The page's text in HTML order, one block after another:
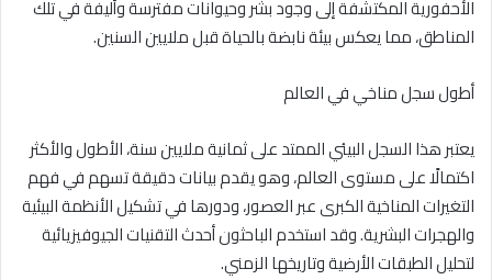
الأحفورية المكتشفة إلى وجود بشر وحيوانات مفترسة وأليفة في تلك
المناطق، مما يعكس بيئة نابضة بالحياة قبل ملايين السنين.
أطول سجل مناخي في العالم
يعتبر هذا السجل البيئي الممتد على ثمانية ملايين سنة، الأطول والأكثر
اكتمالًا على مستوى العالم، وهو يقدم بيانات دقيقة تسهم في فهم
التغيرات المناخية الكبرى عبر العصور، ودورها في تشكيل الأنظمة البيئية
والهجرات البشرية. وقد استخدم الباحثون أحدث التقنيات الجيوفيزيائية
لتحليل الطبقات الأرضية وتاريخها الزمني.